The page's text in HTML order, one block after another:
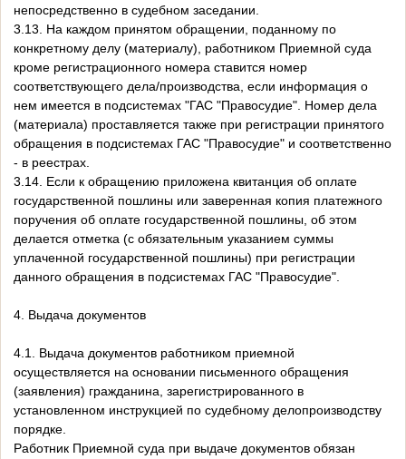
непосредственно в судебном заседании.
3.13. На каждом принятом обращении, поданному по
конкретному делу (материалу), работником Приемной суда
кроме регистрационного номера ставится номер
соответствующего дела/производства, если информация о
нем имеется в подсистемах "ГАС "Правосудие". Номер дела
(материала) проставляется также при регистрации принятого
обращения в подсистемах ГАС "Правосудие" и соответственно
- в реестрах.
3.14. Если к обращению приложена квитанция об оплате
государственной пошлины или заверенная копия платежного
поручения об оплате государственной пошлины, об этом
делается отметка (с обязательным указанием суммы
уплаченной государственной пошлины) при регистрации
данного обращения в подсистемах ГАС "Правосудие".
4. Выдача документов
4.1. Выдача документов работником приемной
осуществляется на основании письменного обращения
(заявления) гражданина, зарегистрированного в
установленном инструкцией по судебному делопроизводству
порядке.
Работник Приемной суда при выдаче документов обязан